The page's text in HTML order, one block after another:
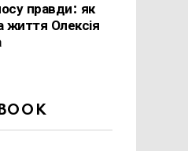
правди: як
життя Олексія